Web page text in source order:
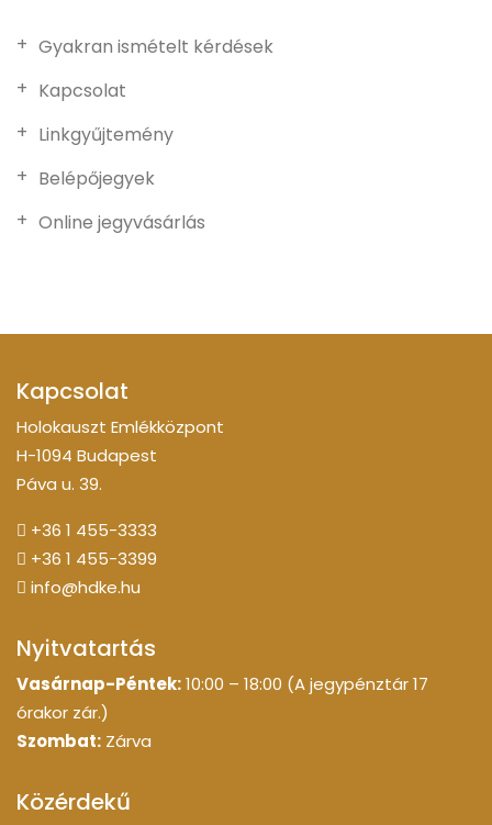
Gyakran ismételt kérdések
Kapcsolat
Linkgyűjtemény
Belépőjegyek
Online jegyvásárlás
Kapcsolat
Holokauszt Emlékközpont
H-1094 Budapest
Páva u. 39.
+36 1 455-3333
+36 1 455-3399
info@hdke.hu
Nyitvatartás
Vasárnap-Péntek:10:00 – 18:00 (A jegypénztár 17
órakor zár.)
Szombat: Zárva
Közérdekű